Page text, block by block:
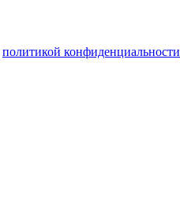
политикой конфиденциальности